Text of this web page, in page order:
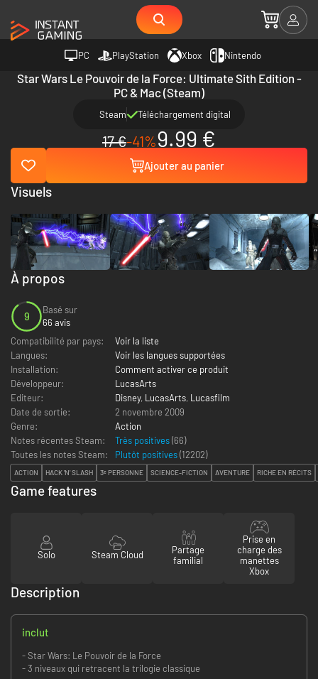
PC PlayStation Xbox Nintendo
Star Wars Le Pouvoir de la Force: Ultimate Sith Edition -
PC & Mac (Steam)
Steam Téléchargement digital
17 €-41%9.99 €
Ajouter au panier
À propos
9
Basé sur
66 avis
Compatibilité par pays:
Voir la liste
Langues:
Voir les langues supportées
Installation:
Comment activer ce produit
Développeur:
LucasArts
Editeur:
Disney, LucasArts, Lucasfilm
Date de sortie:
2 novembre 2009
Genre:
Action
Notes récentes Steam:
Très positives(66)
Toutes les notes Steam:
Plutôt positives(12202)
ACTION HACK 'N' SLASH 3ᵉ PERSONNE SCIENCE-FICTION AVENTURE RICHE EN RÉCITS
Visuels
Game features
Solo Steam Cloud
Partage
familial
Prise en
charge des
manettes
Xbox
Description
inclut
- Star Wars: Le Pouvoir de la Force
- 3 niveaux qui retracent la trilogie classique